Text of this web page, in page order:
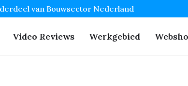
van Bouwsector Nederland
Video Reviews Werkgebied